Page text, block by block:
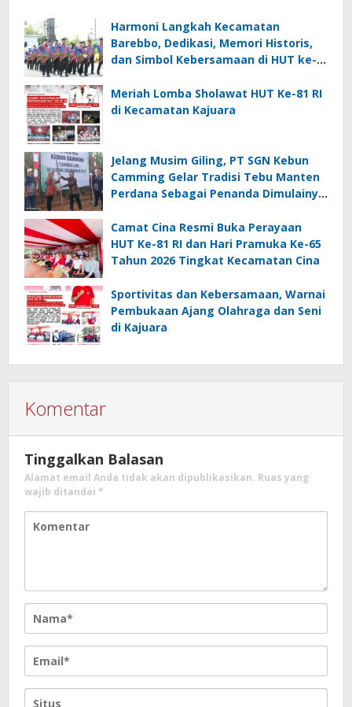
Harmoni Langkah Kecamatan
Barebbo, Dedikasi, Memori Historis,
dan Simbol Kebersamaan di HUT ke-
Meriah Lomba Sholawat HUT Ke-81 RI
di Kecamatan Kajuara
Jelang Musim Giling, PT SGN Kebun
Camming Gelar Tradisi Tebu Manten
Perdana Sebagai Penanda Dimulainya
Camat Cina Resmi Buka Perayaan
HUT Ke-81 RI dan Hari Pramuka Ke-65
Tahun 2026 Tingkat Kecamatan Cina
Sportivitas dan Kebersamaan, Warnai
Pembukaan Ajang Olahraga dan Seni
di Kajuara
Komentar
Tinggalkan Balasan
Alamat email Anda tidak akan dipublikasikan. Ruas yang
wajib ditandai *